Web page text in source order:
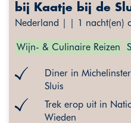
bij Kaatje bij de
Nederland | | 1 nacht(en)
Wijn- & Culinaire Reizen
Diner in
Sluis
Trek erop uit in
Wieden